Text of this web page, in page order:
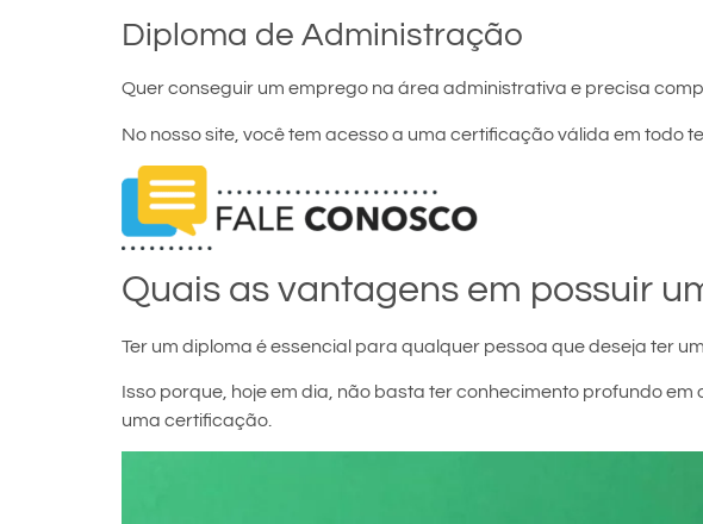
Diploma de Administração
Quer conseguir um emprego na área administrativa e precisa
No nosso site, você tem acesso a uma certificação válida em todo
Quais as vantagens em possuir
Ter um diploma é essencial para qualquer pessoa que deseja ter
Isso porque, hoje em dia, não basta ter conhecimento profundo
uma certificação.